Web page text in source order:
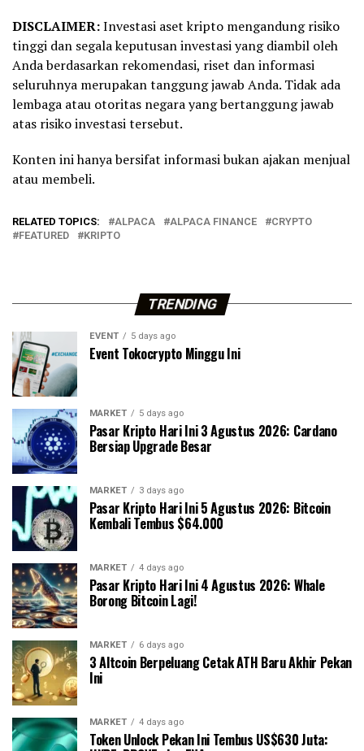
DISCLAIMER:Investasi aset kripto mengandung risiko
tinggi dan segala keputusan investasi yang diambil oleh
Anda berdasarkan rekomendasi, riset dan informasi
seluruhnya merupakan tanggung jawab Anda. Tidak ada
lembaga atau otoritas negara yang bertanggung jawab
atas risiko investasi tersebut.
Konten ini hanya bersifat informasi bukan ajakan menjual
atau membeli.
RELATED TOPICS: ALPACA ALPACA FINANCE
CRYPTO
FEATURED
KRIPTO
TRENDING
EVENT 5 days ago
Event Tokocrypto Minggu Ini
MARKET 5 days ago
Pasar Kripto Hari Ini 3 Agustus 2026: Cardano
Bersiap Upgrade Besar
MARKET 3 days ago
Pasar Kripto Hari Ini 5 Agustus 2026: Bitcoin
Kembali Tembus $64.000
MARKET 4 days ago
Pasar Kripto Hari Ini 4 Agustus 2026: Whale
Borong Bitcoin Lagi!
MARKET 6 days ago
3 Altcoin Berpeluang Cetak ATH Baru Akhir Pekan
Ini
MARKET 4 days ago
Token Unlock Pekan Ini Tembus US$630 Juta: